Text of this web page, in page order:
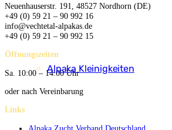
Alpaka Kleinigkeiten
Neuenhauserstr. 191, 48527 Nordhorn (DE)
+49 (0) 59 21 – 90 992 16
info@vechtetal-alpakas.de
+49 (0) 59 21 – 90 992 15
Öffnungszeiten
Sa. 10:00 – 14:00 Uhr
oder nach Vereinbarung
Links